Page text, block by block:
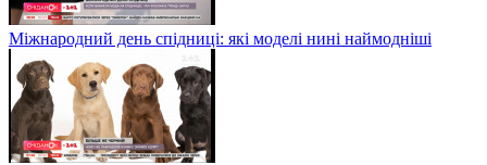
Міжнародний день спідниці: які моделі нині наймодніші